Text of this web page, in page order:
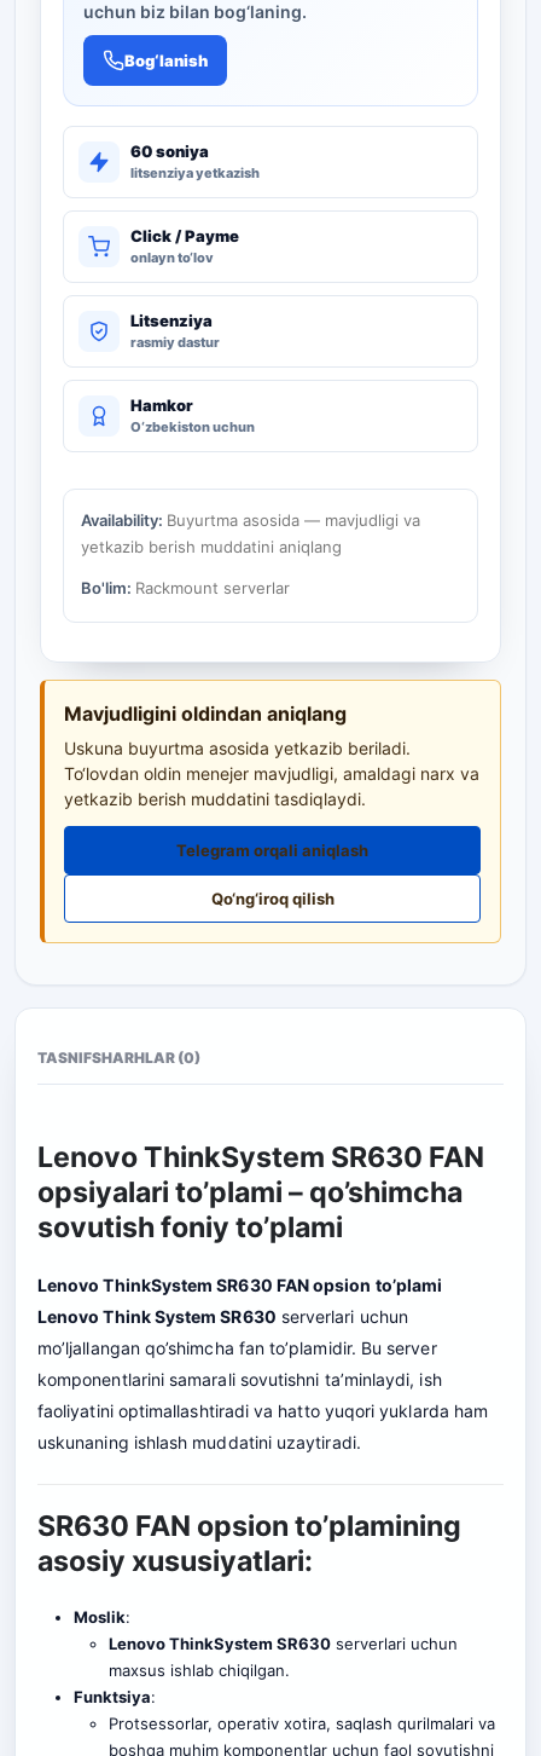
uchun biz bilan bog‘laning.
Bog‘lanish
60 soniya
litsenziya yetkazish
Click / Payme
onlayn to‘lov
Litsenziya
rasmiy dastur
Hamkor
O‘zbekiston uchun
Availability: Buyurtma asosida — mavjudligi va
yetkazib berish muddatini aniqlang
Bo'lim: Rackmount serverlar
Mavjudligini oldindan aniqlang
Uskuna buyurtma asosida yetkazib beriladi.
To‘lovdan oldin menejer mavjudligi, amaldagi narx va
yetkazib berish muddatini tasdiqlaydi.
Telegram orqali aniqlash
Qo‘ng‘iroq qilish
TASNIFSHARHLAR (0)
Lenovo ThinkSystem SR630 FAN
opsiyalari to’plami – qo’shimcha
sovutish foniy to’plami
Lenovo ThinkSystem SR630 FAN opsion to’plami
Lenovo Think System SR630 serverlari uchun
mo’ljallangan qo’shimcha fan to’plamidir. Bu server
komponentlarini samarali sovutishni ta’minlaydi, ish
faoliyatini optimallashtiradi va hatto yuqori yuklarda ham
uskunaning ishlash muddatini uzaytiradi.
SR630 FAN opsion to’plamining
asosiy xususiyatlari:
Moslik:
Lenovo ThinkSystem SR630 serverlari uchun
maxsus ishlab chiqilgan.
Funktsiya:
Protsessorlar, operativ xotira, saqlash qurilmalari va
boshqa muhim komponentlar uchun faol sovutishni